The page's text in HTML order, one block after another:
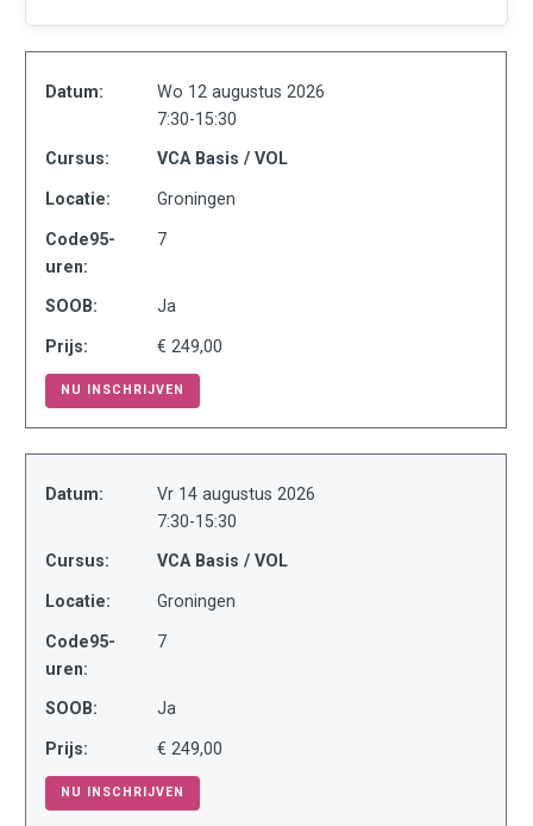
Datum:
Wo 12 augustus 2026
7:30-15:30
Cursus: VCA Basis / VOL
Locatie: Groningen
Code95-
uren:
7
SOOB: Ja
Prijs: € 249,00
NU INSCHRIJVEN
Datum:
Vr 14 augustus 2026
7:30-15:30
Cursus: VCA Basis / VOL
Locatie: Groningen
Code95-
uren:
7
SOOB: Ja
Prijs: € 249,00
NU INSCHRIJVEN